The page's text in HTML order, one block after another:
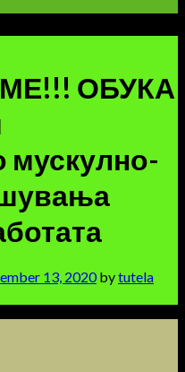
ОБУКА
мускулно-
13, 2020bytutela